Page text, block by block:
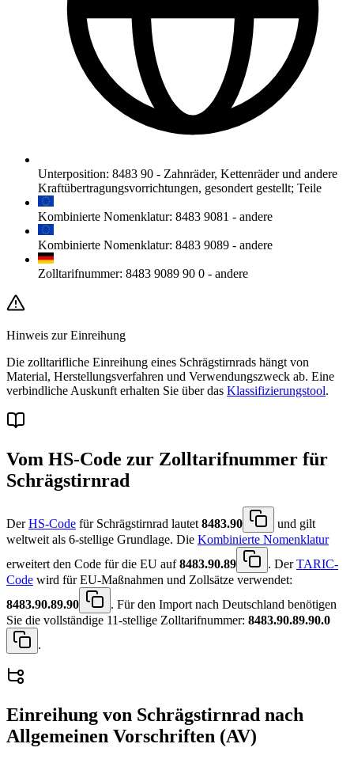
Unterposition: 8483 90 - Zahnräder, Kettenräder und andere
Kraftübertragungsvorrichtungen, gesondert gestellt; Teile
Kombinierte Nomenklatur: 8483 9081 - andere
Kombinierte Nomenklatur: 8483 9089 - andere
Zolltarifnummer: 8483 9089 90 0 - andere
Hinweis zur Einreihung
Die zolltarifliche Einreihung eines Schrägstirnrads hängt von
Material, Herstellungsverfahren und Verwendungszweck ab. Eine
verbindliche Auskunft erhalten Sie über das Klassifizierungstool.
Vom HS-Code zur Zolltarifnummer für
Schrägstirnrad
DerHS-Code für Schrägstirnrad lautet8483.90
und gilt
weltweit als 6-stellige Grundlage. Die Kombinierte Nomenklatur
erweitert den Code für die EU auf8483.90.89 . DerTARIC-
Code wird für EU-Maßnahmen und Zollsätze verwendet:
8483.90.89.90
. Für den Import nach Deutschland benötigen
Sie die vollständige 11-stellige Zolltarifnummer: 8483.90.89.90.0
.
Einreihung von Schrägstirnrad nach
Allgemeinen Vorschriften (AV)